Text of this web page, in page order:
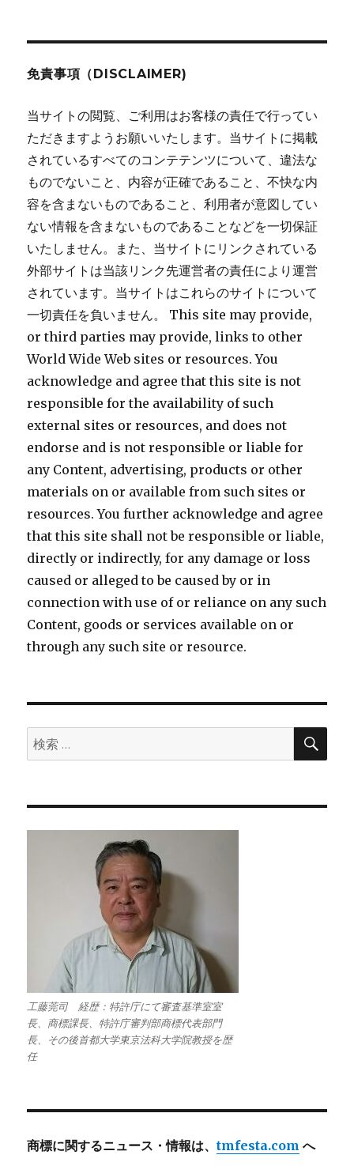
免責事項（DISCLAIMER)
当サイトの閲覧、ご利用はお客様の責任で行ってい
ただきますようお願いいたします。当サイトに掲載
されているすべてのコンテテンツについて、違法な
ものでないこと、内容が正確であること、不快な内
容を含まないものであること、利用者が意図してい
ない情報を含まないものであることなどを一切保証
いたしません。また、当サイトにリンクされている
外部サイトは当該リンク先運営者の責任により運営
されています。当サイトはこれらのサイトについて
一切責任を負いません。 This site may provide,
or third parties may provide, links to other
World Wide Web sites or resources. You
acknowledge and agree that this site is not
responsible for the availability of such
external sites or resources, and does not
endorse and is not responsible or liable for
any Content, advertising, products or other
materials on or available from such sites or
resources. You further acknowledge and agree
that this site shall not be responsible or liable,
directly or indirectly, for any damage or loss
caused or alleged to be caused by or in
connection with use of or reliance on any such
Content, goods or services available on or
through any such site or resource.
検
索:
検
工藤莞司 経歴：特許庁にて審査基準室室
長、商標課長、特許庁審判部商標代表部門
長、その後首都大学東京法科大学院教授を歴
任
商標に関するニュース・情報は、tmfesta.com へ